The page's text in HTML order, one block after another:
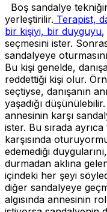
Boş sandalye
yerleştirilir. Terapist,
bir kişiyi, bir duyguyu,
seçmesini ister.
sandalyeye
Bu kişi genelde,
reddettiği kişi olur.
seçtiyse, danışanın
yaşadığı
annesinin karşı
ister. Bu sırada
karşısında
edemediği
durmadan aklına
içindeki her şeyi
diğer sandalyeye
algısında annesinin